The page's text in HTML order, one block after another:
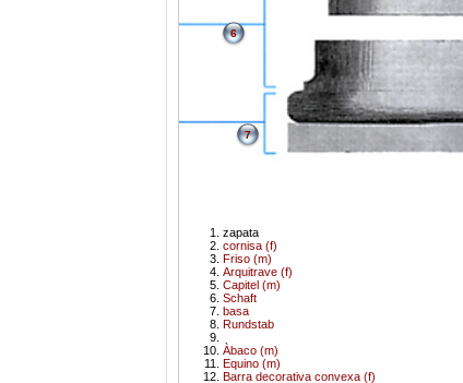
zapata
cornisa (f)
Friso (m)
Arquitrave (f)
Capitel (m)
Schaft
6
basa
7
Rundstab
Àbaco (m)
Equino (m)
Barra decorativa convexa (f)